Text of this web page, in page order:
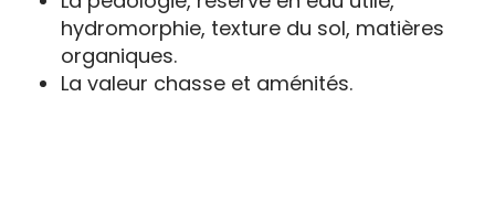
hydromorphie, texture du sol, matières
organiques.
La valeur chasse et aménités.